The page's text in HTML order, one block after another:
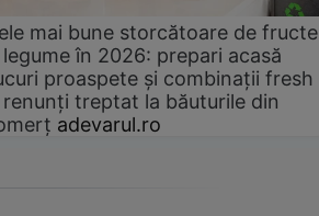
mai bune storcătoare de fructe
legume în 2026: prepari acasă
proaspete și combinații fresh
renunți treptat la băuturile din
adevarul.ro